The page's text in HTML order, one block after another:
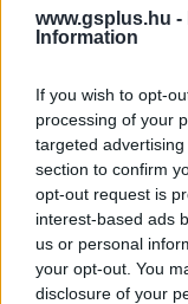
www.gsplus.hu -
Information
If you wish to opt-
processing of your
targeted
section to confirm
opt-out request is
interest-based ads
us or personal
your opt-out. You
disclosure of your